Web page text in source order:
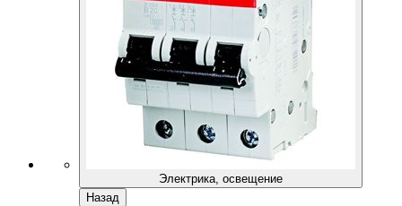
Электрика, освещение
Назад